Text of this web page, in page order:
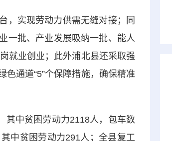
实现劳动力供需无缝对接；同
一批、产业发展吸纳一批、能人
就业创业；此外浦北县还采取强
通道“5”个保障措施，确保精准
中贫困劳动力2118人，包车数
中贫困劳动力291人；全县复工